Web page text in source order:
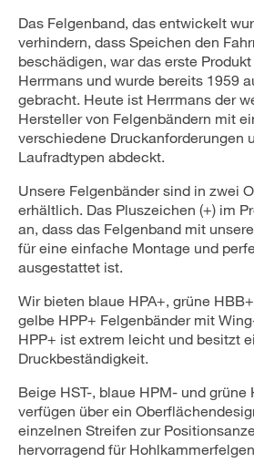
Das Felgenband, das entwickelt
verhindern, dass Speichen den
beschädigen, war das erste
Herrmans und wurde bereits 1959
gebracht. Heute ist Herrmans der
Hersteller von Felgenbändern mit
verschiedene Druckanforderungen
Laufradtypen abdeckt.
Unsere Felgenbänder sind in zwei
erhältlich. Das Pluszeichen (+) im
an, dass das Felgenband mit
für eine einfache Montage und
ausgestattet ist.
Wir bieten blaue HPA+, grüne
gelbe HPP+ Felgenbänder mit
HPP+ ist extrem leicht und besitzt
Druckbeständigkeit.
Beige HST-, blaue HPM- und
verfügen über ein
einzelnen Streifen zur
hervorragend für